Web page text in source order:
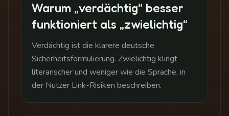
Warum „verdächtig“ besser
funktioniert als „zwielichtig“
Verdächtig ist die klarere deutsche
Sicherheitsformulierung. Zwielichtig klingt
literarischer und weniger wie die Sprache, in
der Nutzer Link-Risiken beschreiben.